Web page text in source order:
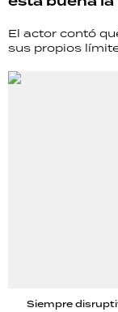
El actor contó
sus propios
Siempre